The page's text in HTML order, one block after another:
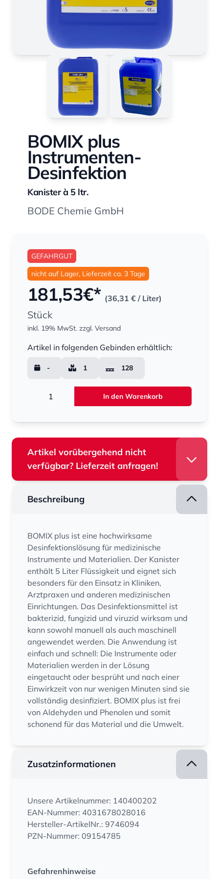
BOMIX plus
Instrumenten-
Desinfektion
Kanister à 5 ltr.
BODE Chemie GmbH
GEFAHRGUT
nicht auf Lager, Lieferzeit ca. 3 Tage
181,53€* (36,31 € / Liter)
Stück
inkl. 19% MwSt. zzgl. Versand
Artikel in folgenden Gebinden erhältlich:
- 1 128
In den Warenkorb
Artikel vorübergehend nicht
verfügbar? Lieferzeit anfragen!
Beschreibung
BOMIX plus ist eine hochwirksame
Desinfektionslösung für medizinische
Instrumente und Materialien. Der Kanister
enthält 5 Liter Flüssigkeit und eignet sich
besonders für den Einsatz in Kliniken,
Arztpraxen und anderen medizinischen
Einrichtungen. Das Desinfektionsmittel ist
bakterizid, fungizid und viruzid wirksam und
kann sowohl manuell als auch maschinell
angewendet werden. Die Anwendung ist
einfach und schnell: Die Instrumente oder
Materialien werden in der Lösung
eingetaucht oder besprüht und nach einer
Einwirkzeit von nur wenigen Minuten sind sie
vollständig desinfiziert. BOMIX plus ist frei
von Aldehyden und Phenolen und somit
schonend für das Material und die Umwelt.
Zusatzinformationen
Unsere Artikelnummer: 140400202
EAN-Nummer: 4031678028016
Hersteller-ArtikelNr.: 9746094
PZN-Nummer: 09154785
Gefahrenhinweise